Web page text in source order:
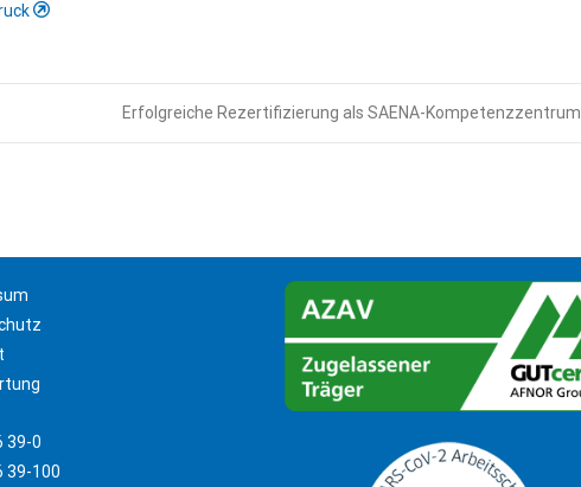
Erfolgreiche Rezertifizierung als SAENA-Kompetenzzentrum
39-0
100